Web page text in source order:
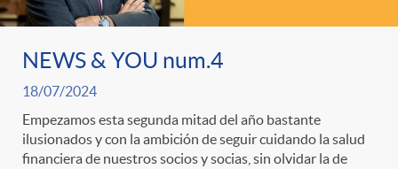
NEWS & YOU num.4
18/07/2024
Empezamos esta segunda mitad del año bastante
ilusionados y con la ambición de seguir cuidando la salud
financiera de nuestros socios y socias, sin olvidar la de